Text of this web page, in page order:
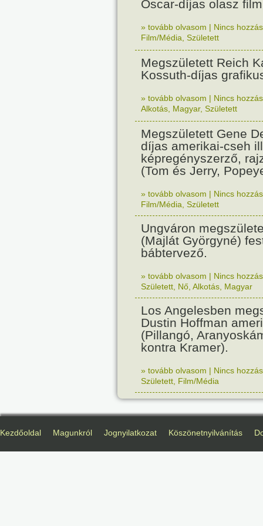
Oscar-díjas olasz
» tovább olvasom | Nincs
Film/Média Született
Megszületett Reich
Kossuth-díjas
» tovább olvasom | Nincs
Alkotás Magyar, Született
Megszületett Gene
díjas amerikai-cseh
képregényszerző,
(Tom és Jerry,
» tovább olvasom | Nincs
Film/Média Született
Ungváron
(Majlát Györgyné)
bábtervező.
» tovább olvasom | Nincs
Született Nő Alkotás Magyar
Los Angelesben
Dustin Hoffman
(Pillangó,
kontra Kramer).
» tovább olvasom | Nincs
Született Film/Média
Kezdőoldal Magunkról Jognyilatkozat Köszönetnyilvánítás